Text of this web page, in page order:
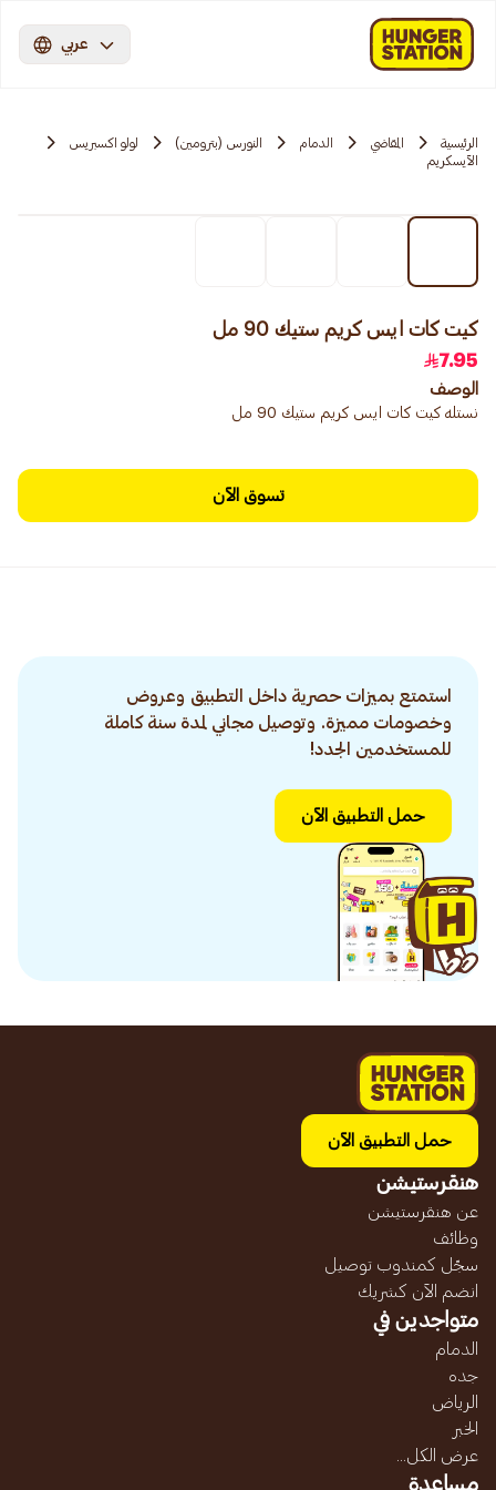
عربي
الرئيسية المقاضي الدمام النورس (بترومين)
لولو اكسبريس
الآيسكريم
كيت كات ايس كريم ستيك 90 مل
7.95
الوصف
نستله كيت كات ايس كريم ستيك 90 مل
تسوق الآن
استمتع بميزات حصرية داخل التطبيق وعروض
وخصومات مميزة. وتوصيل مجاني لمدة سنة كاملة
للمستخدمين الجدد!
حمل التطبيق الآن
حمل التطبيق الآن
هنقرستيشن
عن هنقرستيشن
وظائف
سجّل كمندوب توصيل
انضم الآن كشريك
متواجدين في
الدمام
جده
الرياض
الخبر
عرض الكل...
مساعدة